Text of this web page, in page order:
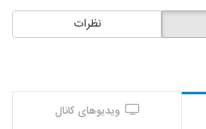
نظرات
ویدیوهای کانال